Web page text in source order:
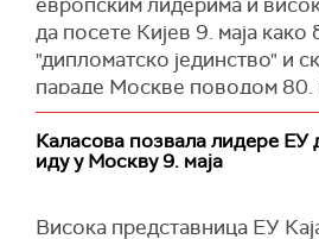
подржавате руску ствар
инвазију у пуном обиму",
"Али морате да покушате да
њихове стратешке црвене
морате да покушате да
Украјинци покушавају да
Мислим да је прилично
криви америчку владу, која
да посете Кијев 9. маја
"дипломатско јединство" и
параде Москве поводом
победе у Великом
јеПолитико,позивајући се
министра спољних послова
Каласова позвала лидере ЕУ
иду у Москву 9. маја
Висока представница ЕУ